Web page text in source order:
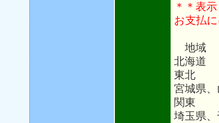
＊＊表
お支払
地
北海
東北
宮城県
関東
埼玉県